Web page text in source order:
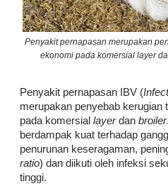
Penyakit pernapasan merupakan
ekonomi pada komersial layer
Penyakit pernapasan IBV (
merupakan penyebab kerugian
pada komersial layerdan broiler
berdampak kuat terhadap
penurunan keseragaman,
ratio) dan diikuti oleh infeksi
tinggi.